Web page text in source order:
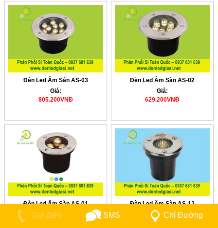
Đèn Led Âm Sàn AS-03
Giá:
805.200VNĐ
Đèn Led Âm Sàn AS-02
Giá:
629.200VNĐ
Đèn Led Âm Sàn AS-01
Giá:
Đèn Led Âm Sàn AS-12
Giá:
255.200VNĐ
Gọi điện SMS Chỉ Đường